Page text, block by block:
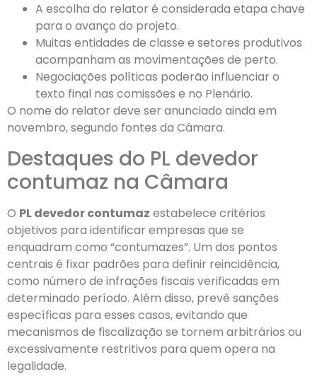
A escolha do relator é considerada etapa chave
para o avanço do projeto.
Muitas entidades de classe e setores produtivos
acompanham as movimentações de perto.
Negociações políticas poderão influenciar o
texto final nas comissões e no Plenário.
O nome do relator deve ser anunciado ainda em
novembro, segundo fontes da Câmara.
Destaques do PL devedor
contumaz na Câmara
O PL devedor contumaz estabelece critérios
objetivos para identificar empresas que se
enquadram como “contumazes”. Um dos pontos
centrais é fixar padrões para definir reincidência,
como número de infrações fiscais verificadas em
determinado período. Além disso, prevê sanções
específicas para esses casos, evitando que
mecanismos de fiscalização se tornem arbitrários ou
excessivamente restritivos para quem opera na
legalidade.